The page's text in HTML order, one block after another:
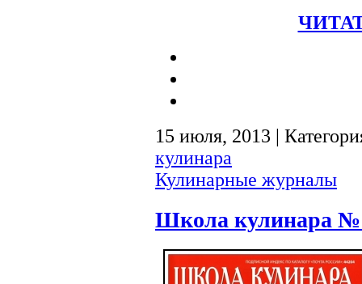
15 июля, 2013 |
кулинара
Кулинарные журналы
Школа кулинара